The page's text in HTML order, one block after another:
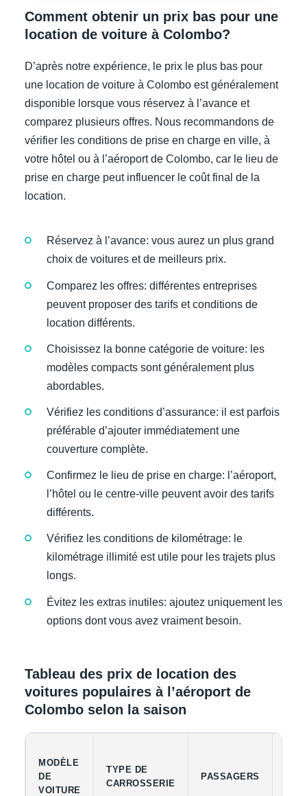
Comment obtenir un prix bas pour une
location de voiture à Colombo?
D’après notre expérience, le prix le plus bas pour
une location de voiture à Colombo est généralement
disponible lorsque vous réservez à l’avance et
comparez plusieurs offres. Nous recommandons de
vérifier les conditions de prise en charge en ville, à
votre hôtel ou à l’aéroport de Colombo, car le lieu de
prise en charge peut influencer le coût final de la
location.
Réservez à l’avance: vous aurez un plus grand
choix de voitures et de meilleurs prix.
Comparez les offres: différentes entreprises
peuvent proposer des tarifs et conditions de
location différents.
Choisissez la bonne catégorie de voiture: les
modèles compacts sont généralement plus
abordables.
Vérifiez les conditions d’assurance: il est parfois
préférable d’ajouter immédiatement une
couverture complète.
Confirmez le lieu de prise en charge: l’aéroport,
l’hôtel ou le centre-ville peuvent avoir des tarifs
différents.
Vérifiez les conditions de kilométrage: le
kilométrage illimité est utile pour les trajets plus
longs.
Évitez les extras inutiles: ajoutez uniquement les
options dont vous avez vraiment besoin.
Tableau des prix de location des
voitures populaires à l’aéroport de
Colombo selon la saison
MODÈLE
DE
VOITURE
TYPE DE
CARROSSERIE
PASSAGERS